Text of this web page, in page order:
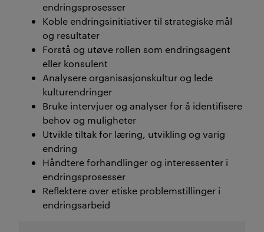
endringsprosesser
Koble endringsinitiativer til strategiske mål
og resultater
Forstå og utøve rollen som endringsagent
eller konsulent
Analysere organisasjonskultur og lede
kulturendringer
Bruke intervjuer og analyser for å identifisere
behov og muligheter
Utvikle tiltak for læring, utvikling og varig
endring
Håndtere forhandlinger og interessenter i
endringsprosesser
Reflektere over etiske problemstillinger i
endringsarbeid